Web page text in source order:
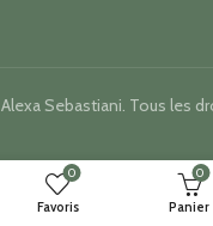
Alexa Sebastiani. Tous les
0
Favoris
0
Panier